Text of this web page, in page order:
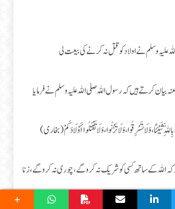
علیہ وسلم نے اولاد کو قتل نہ کرنے کی بیعت لی
کرتے ہیں کہ رسول اللہ صلی اللہ علیہ وسلم نے فرمایا
شَيْئًا، ‏‏‏‏‏‏وَلَا تَسْرِقُوا، ‏‏‏‏‏‏وَلَا تَزْنُوا، ‏‏‏‏‏‏وَلَا تَقْتُلُوا أَوْلَادَكُمْ (بخاری)
اللہ کے ساتھ کسی کو شریک نہ کرو گے، چوری نہ کرو گے، زنا